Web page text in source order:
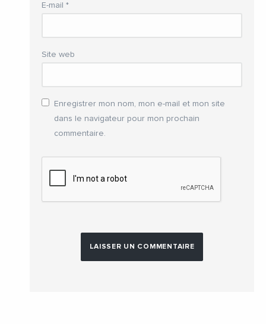
E-mail *
Site web
Enregistrer mon nom, mon e-mail et mon site
dans le navigateur pour mon prochain
commentaire.